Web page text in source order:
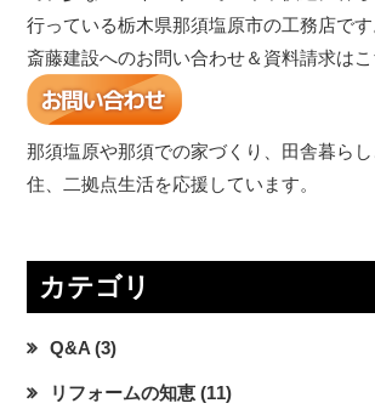
行っている栃木県那須塩原市の工務店です
斎藤建設へのお問い合わせ＆資料請求はこ
那須塩原や那須での家づくり、田舎暮ら
住、二拠点生活を応援しています。
カテゴリ
Q&A (3)
リフォームの知恵 (11)